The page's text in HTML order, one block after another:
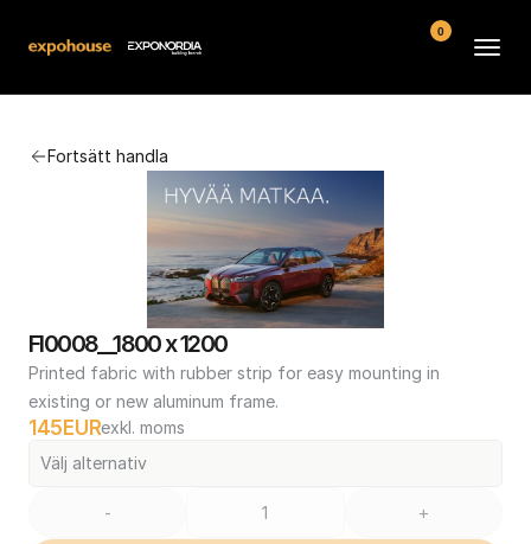
Fortsätt handla
FI0008__1800 x 1200
Printed fabric with rubber strip for easy mounting in
existing or new aluminum frame.
145 EURexkl. moms
Välj alternativ
- +
Kontakt
Köpvillkor
0